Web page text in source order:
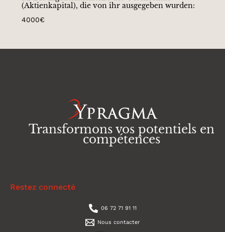
(Aktienkapital), die von ihr ausgegeben wurden:
4000€
Transformons vos potentiels en
compétences
Restez connecté
06 72 71 91 11
Nous contacter